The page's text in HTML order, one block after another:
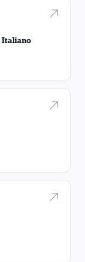
Italiano